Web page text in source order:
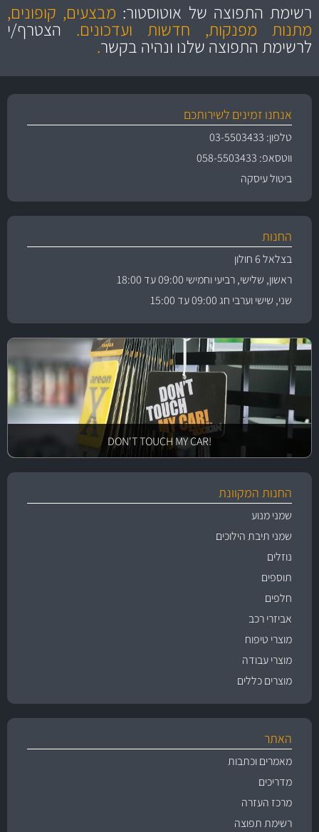
ושירות מצויין
והיצע מוצרים איכותירשימת התפוצה של אוטוסטור: מבצעים, קופונים,
מתנות מפנקות, חדשות ועדכונים.הצטרף/י
לרשימת התפוצה שלנו ונהיה בקשר.
אנחנו זמינים לשירותכם
טלפון: 03-5503433
ווטסאפ: 058-5503433
ביטול עיסקה
החנות
בצלאל 6 חולון
ראשון, שלישי, רביעי וחמישי 09:00 עד 18:00
שני, שישי וערבי חג 09:00 עד 15:00
!DON'T TOUCH MY CAR
החנות המקוונת
שמני מנוע
שמני תיבת הילוכים
נוזלים
תוספים
חלפים
אביזרי רכב
מוצרי טיפוח
מוצרי עבודה
מוצרים כללים
האתר
מאמרים וכתבות
מדריכים
מרכז העזרה
רשימת תפוצה